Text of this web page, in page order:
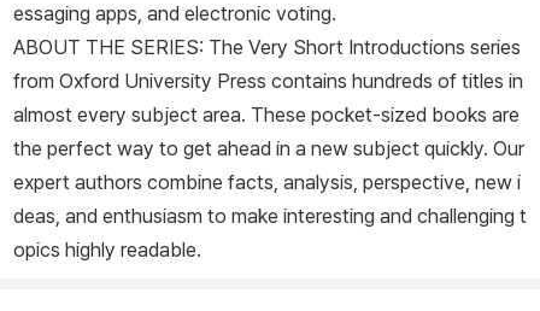
essaging apps, and electronic voting.
ABOUT THE SERIES: The Very Short Introductions series
from Oxford University Press contains hundreds of titles in
almost every subject area. These pocket-sized books are
the perfect way to get ahead in a new subject quickly. Our
expert authors combine facts, analysis, perspective, new i
deas, and enthusiasm to make interesting and challenging t
opics highly readable.